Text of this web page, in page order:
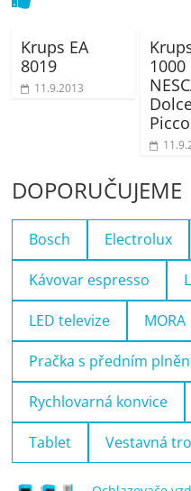
Krups EA
8019
11.9.2013
1000
DOPORUČUJEME
Bosch Electrolux
Kávovar espresso
LED televize MORA
Pračka s předním
Rychlovarná konvice
Tablet Vestavná